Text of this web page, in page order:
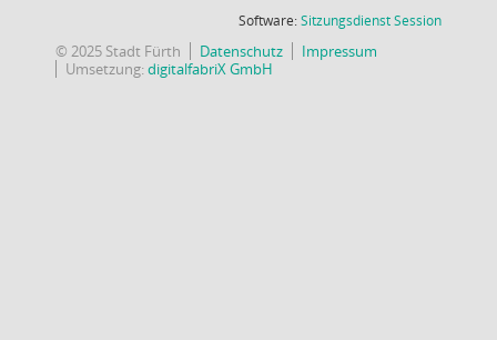
Software:SitzungsdienstSession(Wird in
© 2025 Stadt Fürth Datenschutz
Impressum
Umsetzung:digitalfabriX GmbH